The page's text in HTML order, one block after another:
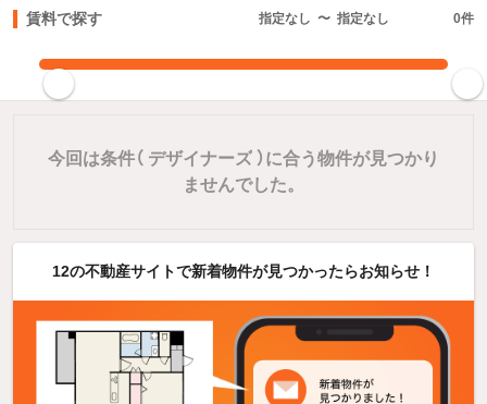
賃料で探す 指定なし 〜 指定なし 0件
今回は条件（ デザイナーズ ）に合う物件が見つかり
ませんでした。
12の不動産サイトで新着物件が見つかったらお知らせ！